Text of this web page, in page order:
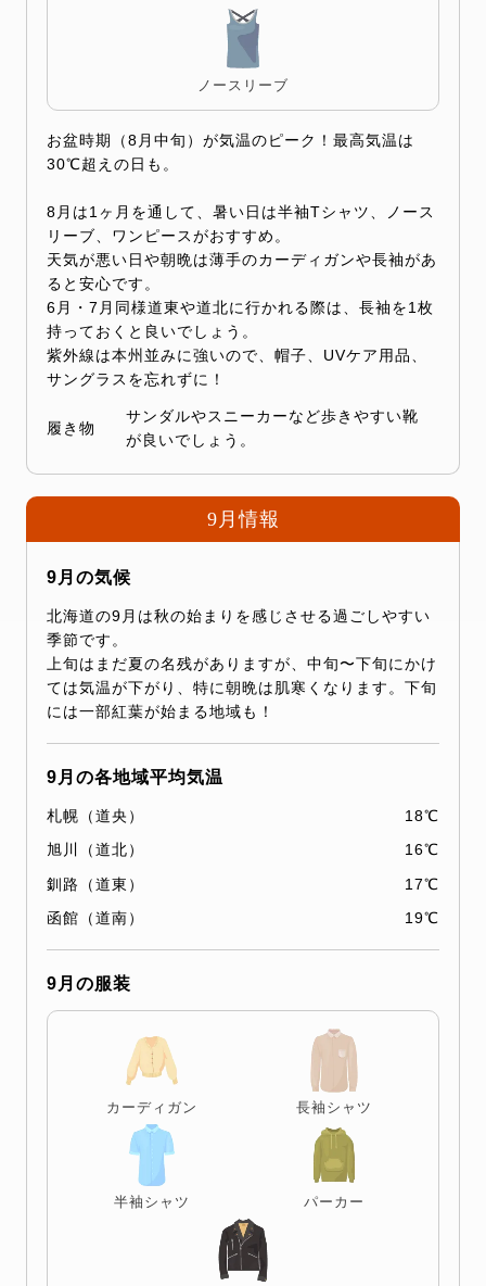
ノースリーブ
お盆時期（8月中旬）が気温のピーク！最高気温は
30℃超えの日も。
8月は1ヶ月を通して、暑い日は半袖Tシャツ、ノース
リーブ、ワンピースがおすすめ。
天気が悪い日や朝晩は薄手のカーディガンや長袖があ
ると安心です。
6月・7月同様道東や道北に行かれる際は、長袖を1枚
持っておくと良いでしょう。
紫外線は本州並みに強いので、帽子、UVケア用品、
サングラスを忘れずに！
履き物
サンダルやスニーカーなど歩きやすい靴
が良いでしょう。
9月情報
9月の気候
北海道の9月は秋の始まりを感じさせる過ごしやすい
季節です。
上旬はまだ夏の名残がありますが、中旬〜下旬にかけ
ては気温が下がり、特に朝晩は肌寒くなります。下旬
には一部紅葉が始まる地域も！
9月の各地域平均気温
札幌（道央）
18℃
旭川（道北）
16℃
釧路（道東）
17℃
函館（道南）
19℃
9月の服装
カーディガン 長袖シャツ
半袖シャツ パーカー